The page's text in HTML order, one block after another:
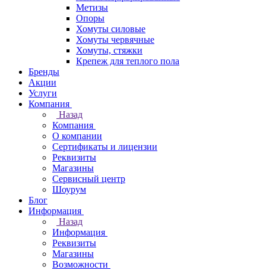
Метизы
Опоры
Хомуты силовые
Хомуты червячные
Хомуты, стяжки
Крепеж для теплого пола
Бренды
Акции
Услуги
Компания
Назад
Компания
О компании
Сертификаты и лицензии
Реквизиты
Магазины
Сервисный центр
Шоурум
Блог
Информация
Назад
Информация
Реквизиты
Магазины
Возможности